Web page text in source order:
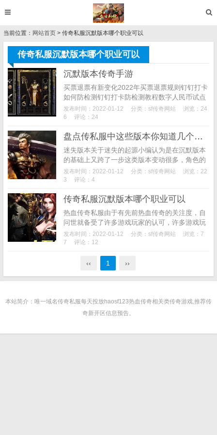
当前位置： 网站首页 > 传奇私服沉默版本哪个职业可以
传奇私服沉默版本哪个职业可以
沉默版本传奇手游
买票退票有新变化2022年买票退票规则钉钉打卡
如何防检测钉钉打卡防检测教程数字人民币试点
版app已上架数字人民币怎么使用光遇火先知在
哪里光遇火先知怎么过小米平板5pc模式怎么开
发布时间：2022-01-12 分类： sf传奇网站
浏览：24
6
评论：24
盘点传私服中这些版本你知道几个冰雪 拥有一件就是神
迷失版本关于迷失的起源小编认为是在沉默版本
的基础上又跨了一步这类版本变动很多，角色的
操作难度变高.个人血量伤害防御都有着极大的变
化.等级转生也是非常好轻松.装备的种类也是繁
发布时间：2022-01-12 分类： sf传奇网站
浏览：22
3
评论：4
传奇私服沉默版本哪个职业可以
热血传奇私服由于有先前热血传奇的关注度，自
问世就备受了许多游戏玩家的认可，许多游戏玩
家都对私服传奇趋之若鹜。基本上什么事情也拦
不住自个玩传奇私服，没有时间挤出来时间，即
发布时间：2022-01-12 分类： sf传奇网站
浏览：7
7
评论：12
‹‹ 1 ››
本站简介：唯一域名传奇私服每天投放haosf123热血传奇相关类传奇游戏,推荐传
奇新开区信息预告。